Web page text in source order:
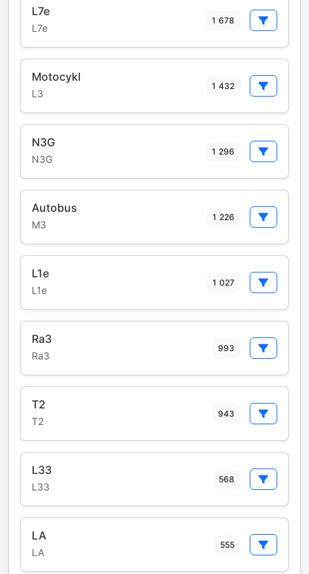
L7e
L7e
1 678
Motocykl
L3
1 432
N3G
N3G
1 296
Autobus
M3
1 226
L1e
L1e
1 027
Ra3
Ra3
993
T2
T2
943
L33
L33
568
LA
LA
555